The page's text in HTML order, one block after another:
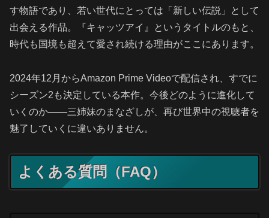
す物語であり、若い世代にとっては「新しい伝説」として
出会える作品。『キャッツアイ』というタイトルのもと、
時代も国境も超えて愛され続ける理由がここにあります。
2024年12月からAmazon Prime Videoで配信され、すでに
シーズン2も決定している本作。今後どのように進化して
いくのか――三姉妹のまなざしが、再び世界中の視聴者を
魅了していくに違いありません。
よくある質問（FAQ）